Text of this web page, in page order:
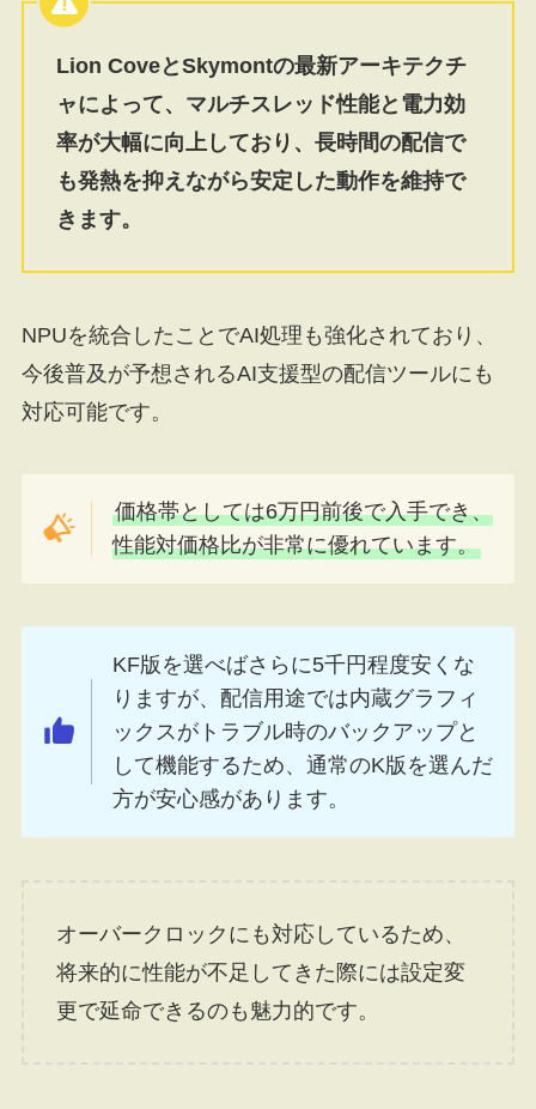
Lion CoveとSkymontの最新アーキテクチ
ャによって、マルチスレッド性能と電力効
率が大幅に向上しており、長時間の配信で
も発熱を抑えながら安定した動作を維持で
きます。
NPUを統合したことでAI処理も強化されており、
今後普及が予想されるAI支援型の配信ツールにも
対応可能です。
価格帯としては6万円前後で入手でき、
性能対価格比が非常に優れています。
KF版を選べばさらに5千円程度安くな
りますが、配信用途では内蔵グラフィ
ックスがトラブル時のバックアップと
して機能するため、通常のK版を選んだ
方が安心感があります。
オーバークロックにも対応しているため、
将来的に性能が不足してきた際には設定変
更で延命できるのも魅力的です。